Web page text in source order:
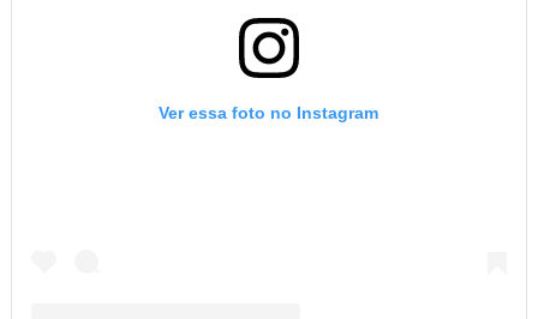
Ver essa foto no Instagram